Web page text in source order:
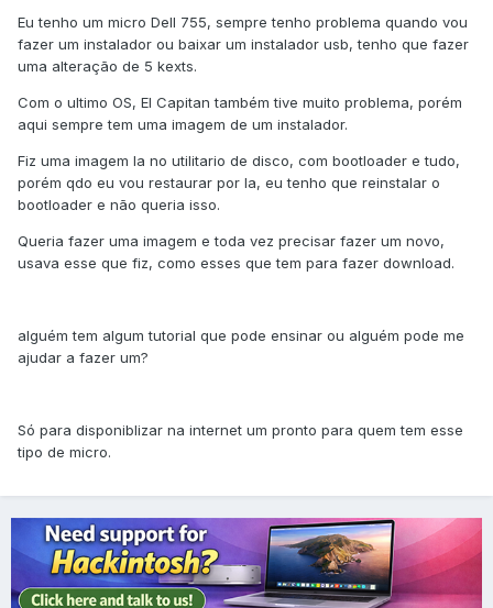
Eu tenho um micro Dell 755, sempre tenho problema quando vou
fazer um instalador ou baixar um instalador usb, tenho que fazer
uma alteração de 5 kexts.
Com o ultimo OS, El Capitan também tive muito problema, porém
aqui sempre tem uma imagem de um instalador.
Fiz uma imagem la no utilitario de disco, com bootloader e tudo,
porém qdo eu vou restaurar por la, eu tenho que reinstalar o
bootloader e não queria isso.
Queria fazer uma imagem e toda vez precisar fazer um novo,
usava esse que fiz, como esses que tem para fazer download.
alguém tem algum tutorial que pode ensinar ou alguém pode me
ajudar a fazer um?
Só para disponiblizar na internet um pronto para quem tem esse
tipo de micro.